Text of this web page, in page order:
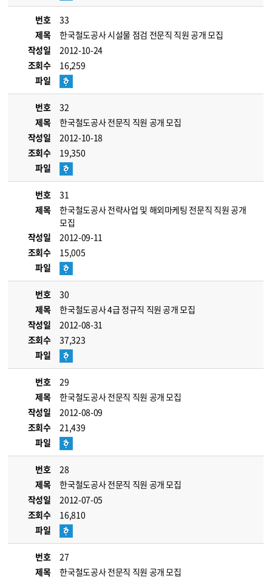
번호
33
제목
한국철도공사 시설물 점검 전문직 직원 공개 모집
작성일
2012-10-24
조회수
16,259
파일
번호
32
제목
한국철도공사 전문직 직원 공개 모집
작성일
2012-10-18
조회수
19,350
파일
번호
31
제목
한국철도공사 전략사업 및 해외마케팅 전문직 직원 공개
모집
작성일
2012-09-11
조회수
15,005
파일
번호
30
제목
한국철도공사 4급 정규직 직원 공개 모집
작성일
2012-08-31
조회수
37,323
파일
번호
29
제목
한국철도공사 전문직 직원 공개 모집
작성일
2012-08-09
조회수
21,439
파일
번호
28
제목
한국철도공사 전문직 직원 공개 모집
작성일
2012-07-05
조회수
16,810
파일
번호
27
제목
한국철도공사 전문직 직원 공개 모집